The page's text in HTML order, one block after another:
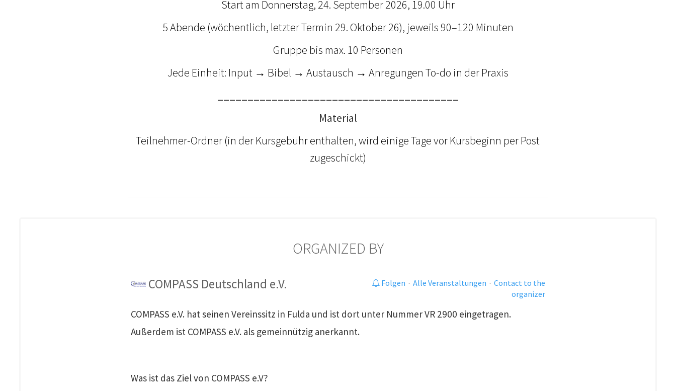
Start am Donnerstag, 24. September 2026, 19.00 Uhr
5 Abende (wöchentlich, letzter Termin 29. Oktober 26), jeweils 90–120 Minuten
Gruppe bis max. 10 Personen
Jede Einheit: Input → Bibel → Austausch → Anregungen To-do in der Praxis
Material
Teilnehmer-Ordner (in der Kursgebühr enthalten, wird einige Tage vor Kursbeginn per Post
zugeschickt)
ORGANIZED BY
COMPASS Deutschland e.V. Folgen · Alle Veranstaltungen · Contact to the
organizer
COMPASS e.V. hat seinen Vereinssitz in Fulda und ist dort unter Nummer VR 2900 eingetragen.
Außerdem ist COMPASS e.V. als gemeinnützig anerkannt.
Was ist das Ziel von COMPASS e.V?